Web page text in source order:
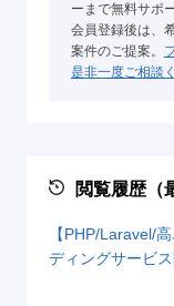
ーまで無料サポ
会員登録後は、
案件のご提案。
是非一度ご相談
閲覧履歴（
【PHP/Laravel/
ディングサービ